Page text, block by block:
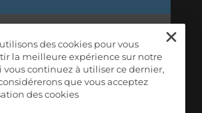
À VENIR
À LA NEWSLETTER
des cookies pour vous
la meilleure expérience sur notre
vous continuez à utiliser ce dernier,
que vous acceptez
des cookies